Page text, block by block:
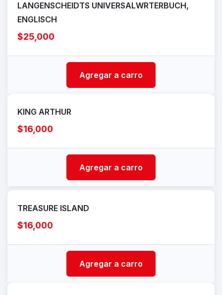
LANGENSCHEIDTS UNIVERSALWRTERBUCH,
ENGLISCH
$25,000
Agregar a carro
KING ARTHUR
$16,000
Agregar a carro
TREASURE ISLAND
$16,000
Agregar a carro